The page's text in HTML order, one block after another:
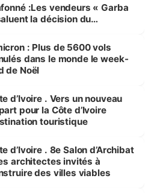
vendeurs « Garba
la décision du
: Plus de 5600 vols
dans le monde le week-
de Noël
d’Ivoire . Vers un nouveau
pour la Côte d’Ivoire
touristique
d’Ivoire . 8e Salon d’Archibat
des villes viables